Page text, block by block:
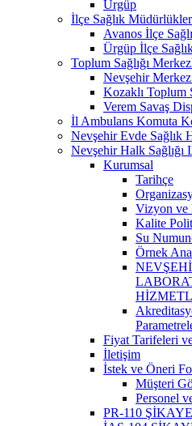
Ürgüp
İlçe Sağlık
Avanos İlçe
Ürgüp İlçe
Toplum Sağlığı
Nevşehir
Kozaklı Toplum
Verem Savaş
İl Ambulans Komuta
Nevşehir Evde Sağlık
Nevşehir Halk Sağlığı
Kurumsal
Tarihçe
Vizyon ve
Kalite
Su
Örnek
Fiyat Tarifeleri
İletişim
İstek ve Öneri
Müşteri
Personel
PR-110